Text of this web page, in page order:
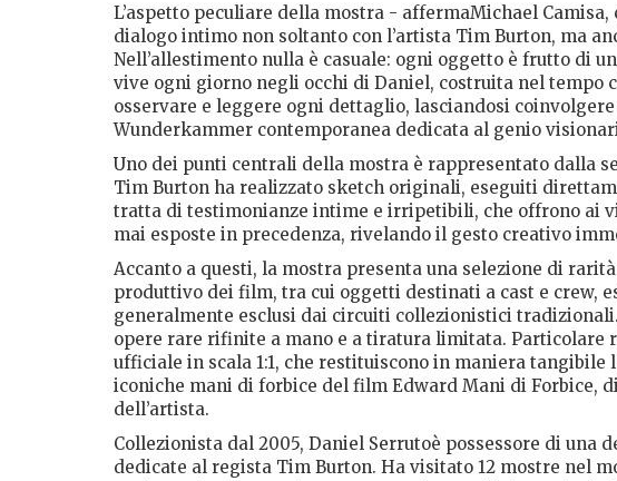
L’aspetto peculiare della mostra - affermaMichael
dialogo intimo non soltanto con l’artista Tim Burton, ma
Nell’allestimento nulla è casuale: ogni oggetto è frutto di
vive ogni giorno negli occhi di Daniel, costruita nel tempo
osservare e leggere ogni dettaglio, lasciandosi
Wunderkammer contemporanea dedicata al genio
Uno dei punti centrali della mostra è rappresentato dalla
Tim Burton ha realizzato sketch originali, eseguiti
tratta di testimonianze intime e irripetibili, che offrono ai
mai esposte in precedenza, rivelando il gesto creativo
Accanto a questi, la mostra presenta una selezione di
produttivo dei film, tra cui oggetti destinati a cast e crew,
generalmente esclusi dai circuiti collezionistici
opere rare rifinite a mano e a tiratura limitata. Particolare
ufficiale in scala 1:1, che restituiscono in maniera tangibile
iconiche mani di forbice del film Edward Mani di Forbice,
dell’artista.
Collezionista dal 2005, Daniel Serrutoè possessore di una
dedicate al regista Tim Burton. Ha visitato 12 mostre nel